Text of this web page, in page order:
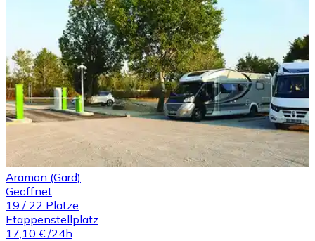
Aramon (Gard)
Geöffnet
19 / 22 Plätze
Etappenstellplatz
17,10 € /24h